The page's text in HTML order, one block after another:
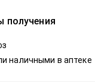
получения
наличными в аптеке